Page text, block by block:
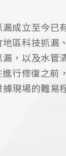
成立至今已
區科技抓漏
，以及水管
行修復之前
現場的難易